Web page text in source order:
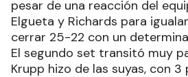
pesar de una reacción del
Elgueta y Richards para
cerrar 25-22 con un
El segundo set transitó muy
Krupp hizo de las suyas, con 3